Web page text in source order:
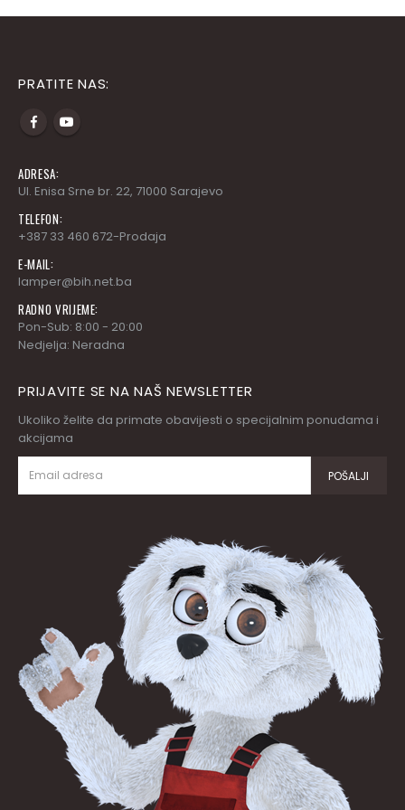
PRATITE NAS:
ADRESA:
Ul. Enisa Srne br. 22, 71000 Sarajevo
TELEFON:
+387 33 460 672-Prodaja
E-MAIL:
lamper@bih.net.ba
RADNO VRIJEME:
Pon-Sub: 8:00 - 20:00
Nedjelja: Neradna
PRIJAVITE SE NA NAŠ NEWSLETTER
Ukoliko želite da primate obavijesti o specijalnim ponudama i
akcijama